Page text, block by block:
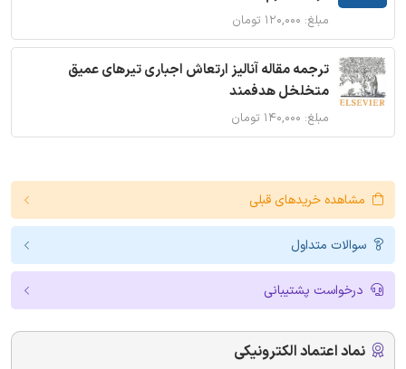
مبلغ: ۱۲۰,۰۰۰ تومان
ترجمه مقاله آنالیز ارتعاش اجباری تیرهای عمیق
متخلخل هدفمند
مبلغ: ۱۴۰,۰۰۰ تومان
مشاهده خریدهای قبلی
سوالات متداول
درخواست پشتیبانی
نماد اعتماد الکترونیکی